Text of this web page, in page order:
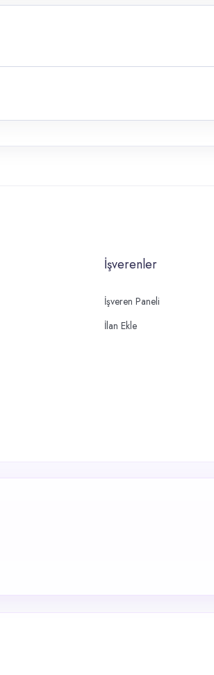
İşverenler
İşveren Paneli
İlan Ekle